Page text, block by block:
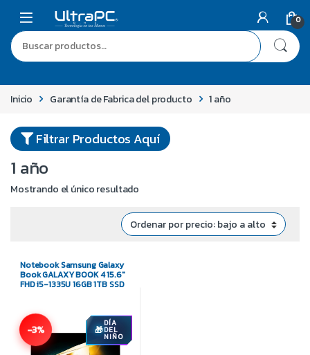
0
Inicio Garantía de Fabrica del producto 1 año
Filtrar Productos Aquí
1 año
Mostrando el único resultado
Notebook Samsung Galaxy
Book GALAXY BOOK 4 15.6″
FHD i5-1335U 16GB 1TB SSD
-3% DÍA
DEL
NIÑO